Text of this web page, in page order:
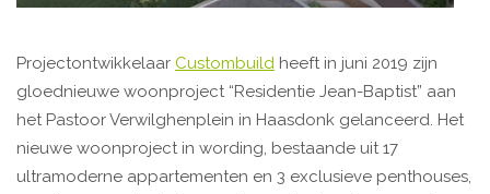
Projectontwikkelaar Custombuild heeft in juni 2019 zijn
gloednieuwe woonproject “Residentie Jean-Baptist” aan
het Pastoor Verwilghenplein in Haasdonk gelanceerd. Het
nieuwe woonproject in wording, bestaande uit 17
ultramoderne appartementen en 3 exclusieve penthouses,